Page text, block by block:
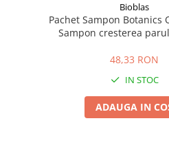
Bioblas
Pachet Sampon Botanics
Sampon cresterea
48,33 RON
IN STOC
ADAUGA IN